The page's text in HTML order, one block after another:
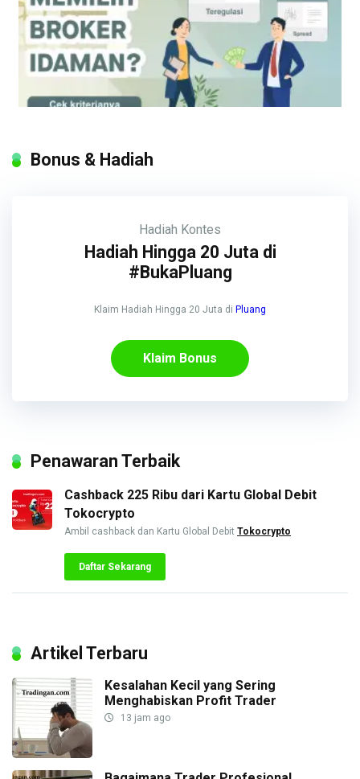
Bonus & Hadiah
Hadiah Kontes
Hadiah Hingga 20 Juta di
#BukaPluang
Klaim Hadiah Hingga 20 Juta di Pluang
Klaim Bonus
Penawaran Terbaik
Cashback 225 Ribu dari Kartu Global Debit
Tokocrypto
Ambil cashback dan Kartu Global Debit Tokocrypto
Daftar Sekarang
Artikel Terbaru
Kesalahan Kecil yang Sering
Menghabiskan Profit Trader
13 jam ago